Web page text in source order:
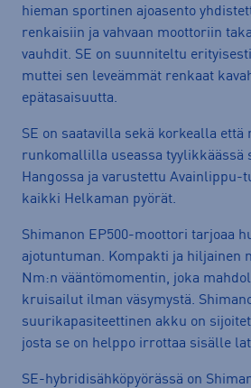
hieman sportinen ajoasento
renkaisiin ja vahvaan moottoriin
vauhdit. SE on suunniteltu
muttei sen leveämmät renkaat
epätasaisuutta.
SE on saatavilla sekä korkealla että
runkomallilla useassa tyylikkäässä
Hangossa ja varustettu Avainlippu-
kaikki Helkaman pyörät.
Shimanon EP500-moottori tarjoaa
ajotuntuman. Kompakti ja hiljainen
Nm:n vääntömomentin, joka
kruisailut ilman väsymystä.
suurikapasiteettinen akku on
josta se on helppo irrottaa sisälle
SE-hybridisähköpyörässä on